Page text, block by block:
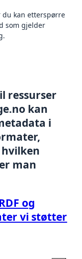
kan etterspørre
som gjelder
ressurser
kan
i
man
og
vi støtter